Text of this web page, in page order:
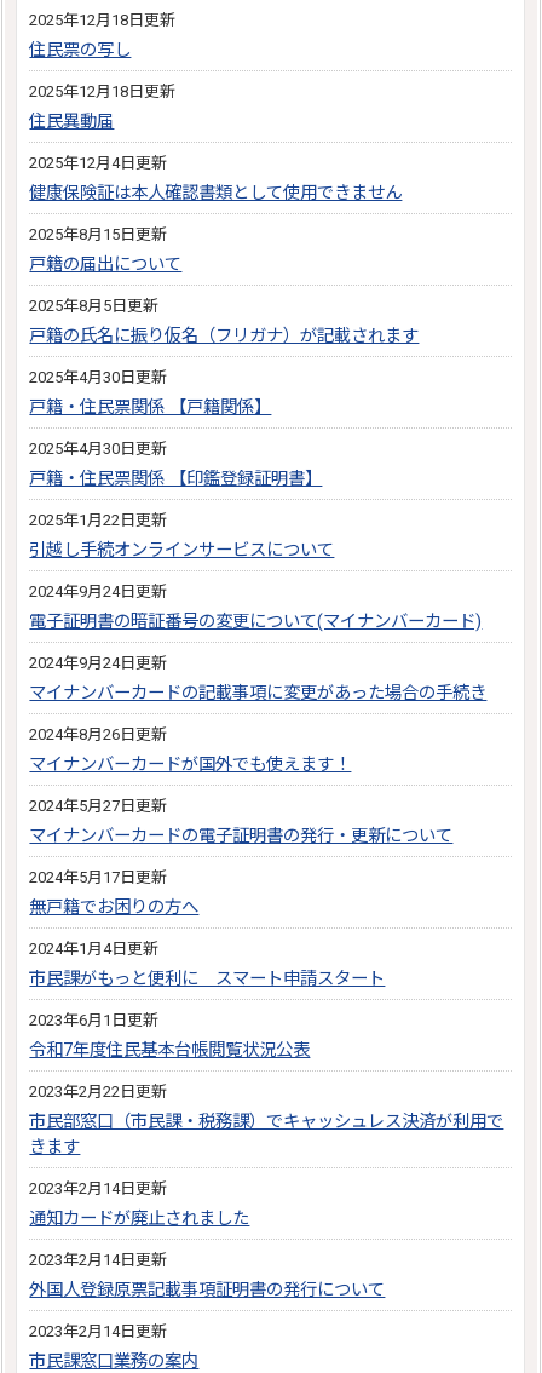
2025年12月18日更新
住民票の写し
2025年12月18日更新
住民異動届
2025年12月4日更新
健康保険証は本人確認書類として使用できません
2025年8月15日更新
戸籍の届出について
2025年8月5日更新
戸籍の氏名に振り仮名（フリガナ）が記載されます
2025年4月30日更新
戸籍・住民票関係 【戸籍関係】
2025年4月30日更新
戸籍・住民票関係 【印鑑登録証明書】
2025年1月22日更新
引越し手続オンラインサービスについて
2024年9月24日更新
電子証明書の暗証番号の変更について(マイナンバーカード)
2024年9月24日更新
マイナンバーカードの記載事項に変更があった場合の手続き
2024年8月26日更新
マイナンバーカードが国外でも使えます！
2024年5月27日更新
マイナンバーカードの電子証明書の発行・更新について
2024年5月17日更新
無戸籍でお困りの方へ
2024年1月4日更新
市民課がもっと便利に スマート申請スタート
2023年6月1日更新
令和7年度住民基本台帳閲覧状況公表
2023年2月22日更新
市民部窓口（市民課・税務課）でキャッシュレス決済が利用で
きます
2023年2月14日更新
通知カードが廃止されました
2023年2月14日更新
外国人登録原票記載事項証明書の発行について
2023年2月14日更新
市民課窓口業務の案内